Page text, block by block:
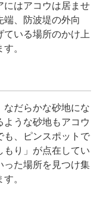
にはアコウは居ませ
端、防波堤の外向
ている場所のかけ上
。
なだらかな砂地にな
ような砂地もアコウ
も、ピンスポットで
もり」が点在してい
った場所を見つけ集
。